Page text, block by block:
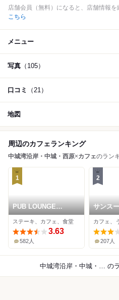
店舗会員（無料）になると、店舗情報を
こちら
メニュー
写真 （105）
口コミ （21）
地図
周辺のカフェランキング
中城湾沿岸・中城・西原×カフェのラン
1
PUB LOUNGE
EMERALD
ステーキ、カフェ、食堂
3.63
582人
2
サンス
カフェ、
207人
中城湾沿岸・中城・西原×カフェ の